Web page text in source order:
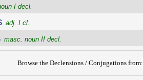
I decl.
adj. I cl.
masc. noun II decl.
Browse the Declensions / Conjugations from: